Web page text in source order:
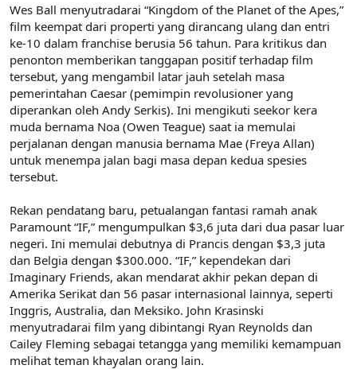
Wes Ball menyutradarai “Kingdom of the Planet of the Apes,”
film keempat dari properti yang dirancang ulang dan entri
ke-10 dalam franchise berusia 56 tahun. Para kritikus dan
penonton memberikan tanggapan positif terhadap film
tersebut, yang mengambil latar jauh setelah masa
pemerintahan Caesar (pemimpin revolusioner yang
diperankan oleh Andy Serkis). Ini mengikuti seekor kera
muda bernama Noa (Owen Teague) saat ia memulai
perjalanan dengan manusia bernama Mae (Freya Allan)
untuk menempa jalan bagi masa depan kedua spesies
tersebut.
Rekan pendatang baru, petualangan fantasi ramah anak
Paramount “IF,” mengumpulkan $3,6 juta dari dua pasar luar
negeri. Ini memulai debutnya di Prancis dengan $3,3 juta
dan Belgia dengan $300.000. “IF,” kependekan dari
Imaginary Friends, akan mendarat akhir pekan depan di
Amerika Serikat dan 56 pasar internasional lainnya, seperti
Inggris, Australia, dan Meksiko. John Krasinski
menyutradarai film yang dibintangi Ryan Reynolds dan
Cailey Fleming sebagai tetangga yang memiliki kemampuan
melihat teman khayalan orang lain.